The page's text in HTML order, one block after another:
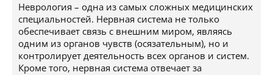
Неврология – одна из самых сложных медицинских
специальностей. Нервная система не только
обеспечивает связь с внешним миром, являясь
одним из органов чувств (осязательным), но и
контролирует деятельность всех органов и систем.
Кроме того, нервная система отвечает за